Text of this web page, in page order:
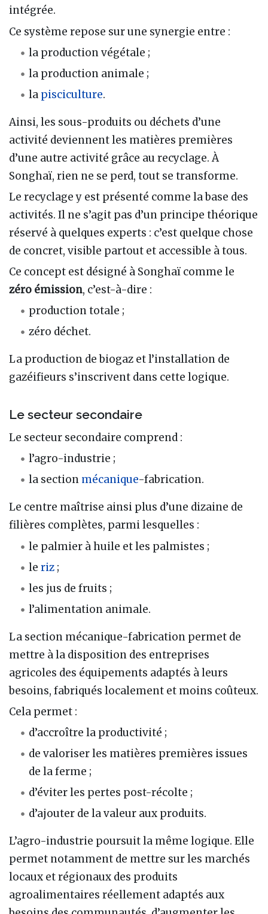
intégrée.
Ce système repose sur une synergie entre :
la production végétale ;
la production animale ;
la pisciculture.
Ainsi, les sous-produits ou déchets d’une
activité deviennent les matières premières
d’une autre activité grâce au recyclage. À
Songhaï, rien ne se perd, tout se transforme.
Le recyclage y est présenté comme la base des
activités. Il ne s’agit pas d’un principe théorique
réservé à quelques experts : c’est quelque chose
de concret, visible partout et accessible à tous.
Ce concept est désigné à Songhaï comme le
zéro émission, c’est-à-dire :
production totale ;
zéro déchet.
La production de biogaz et l’installation de
gazéifieurs s’inscrivent dans cette logique.
Le secteur secondaire
Le secteur secondaire comprend :
l’agro-industrie ;
la section mécanique-fabrication.
Le centre maîtrise ainsi plus d’une dizaine de
filières complètes, parmi lesquelles :
le palmier à huile et les palmistes ;
leriz ;
les jus de fruits ;
l’alimentation animale.
La section mécanique-fabrication permet de
mettre à la disposition des entreprises
agricoles des équipements adaptés à leurs
besoins, fabriqués localement et moins coûteux.
Cela permet :
d’accroître la productivité ;
de valoriser les matières premières issues
de la ferme ;
d’éviter les pertes post-récolte ;
d’ajouter de la valeur aux produits.
L’agro-industrie poursuit la même logique. Elle
permet notamment de mettre sur les marchés
locaux et régionaux des produits
agroalimentaires réellement adaptés aux